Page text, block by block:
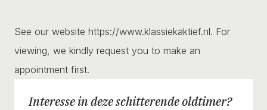
See our website https://www.klassiekaktief.nl. For
viewing, we kindly request you to make an
appointment first.
Interesse in deze schitterende oldtimer?